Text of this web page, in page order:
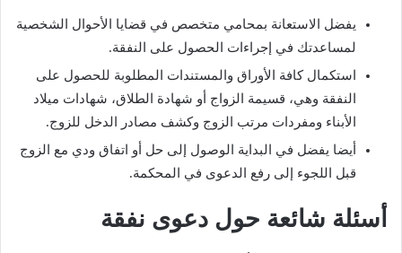
يفضل الاستعانة بمحامي متخصص في قضايا الأحوال الشخصية
لمساعدتك في إجراءات الحصول على النفقة.
استكمال كافة الأوراق والمستندات المطلوبة للحصول على
النفقة وهي، قسيمة الزواج أو شهادة الطلاق، شهادات ميلاد
الأبناء ومفردات مرتب الزوج وكشف مصادر الدخل للزوج.
أيضا يفضل في البداية الوصول إلى حل أو اتفاق ودي مع الزوج
قبل اللجوء إلى رفع الدعوى في المحكمة.
أسئلة شائعة حول دعوى نفقة